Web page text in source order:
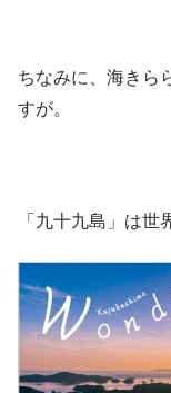
ちなみに、海きら
すが。
「九十九島」は世